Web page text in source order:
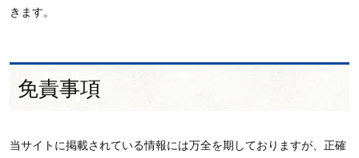
きます。
免責事項
当サイトに掲載されている情報には万全を期しておりますが、正確